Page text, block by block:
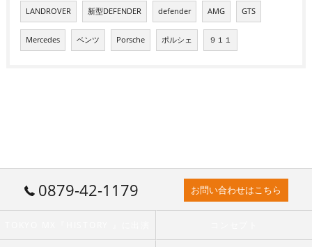
LANDROVER 新型DEFENDER defender AMG GTS
Mercedes ベンツ Porsche ポルシェ ９１１
0879-42-1179 お問い合わせはこちら